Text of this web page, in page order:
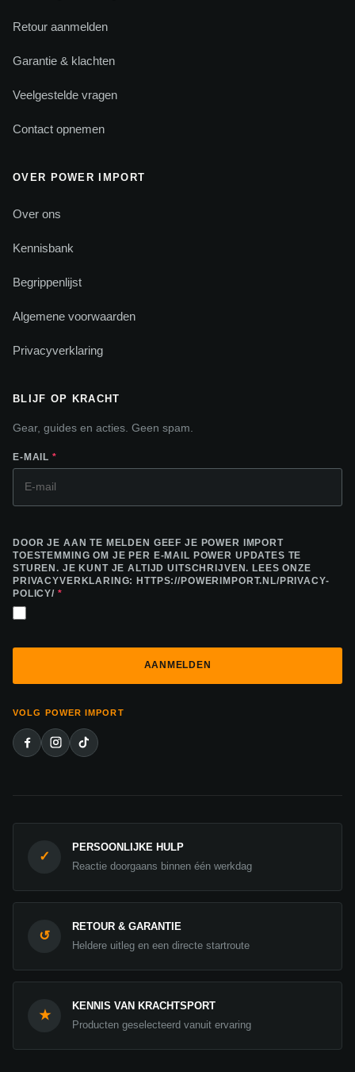
Retour aanmelden
Garantie & klachten
Veelgestelde vragen
Contact opnemen
OVER POWER IMPORT
Over ons
Kennisbank
Begrippenlijst
Algemene voorwaarden
Privacyverklaring
BLIJF OP KRACHT
Gear, guides en acties. Geen spam.
E-MAIL *
DOOR JE AAN TE MELDEN GEEF JE POWER IMPORT
TOESTEMMING OM JE PER E-MAIL POWER UPDATES TE
STUREN. JE KUNT JE ALTIJD UITSCHRIJVEN. LEES ONZE
PRIVACYVERKLARING: HTTPS://POWERIMPORT.NL/PRIVACY-
POLICY/ *
VOLG POWER IMPORT
✓
PERSOONLIJKE HULP
Reactie doorgaans binnen één werkdag
↺
RETOUR & GARANTIE
Heldere uitleg en een directe startroute
★
KENNIS VAN KRACHTSPORT
Producten geselecteerd vanuit ervaring